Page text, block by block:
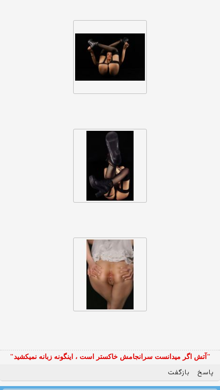
"آتش اگر ميدانست سرانجامش خاكستر است ، اينگونه زبانه نميكشيد"
پاسخ بازگفت